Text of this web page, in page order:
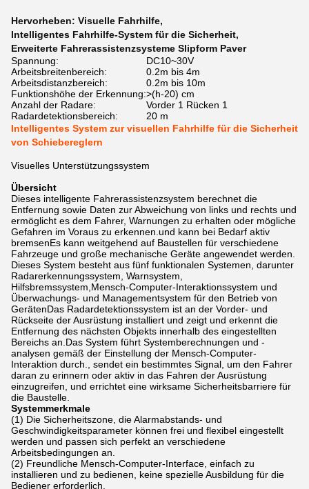
Hervorheben: Visuelle Fahrhilfe,
Intelligentes Fahrhilfe-System für die Sicherheit,
Erweiterte Fahrerassistenzsysteme Slipform Paver
Spannung:
DC10~30V
Arbeitsbreitenbereich:
0.2m bis 4m
Arbeitsdistanzbereich:
0.2m bis 10m
Funktionshöhe der Erkennung:>(h-20) cm
Anzahl der Radare:
Vorder 1 Rücken 1
Radardetektionsbereich:
20 m
Intelligentes System zur visuellen Fahrhilfe für die Sicherheit
von Schiebereglern
Visuelles Unterstützungssystem
Übersicht
Dieses intelligente Fahrerassistenzsystem berechnet die
Entfernung sowie Daten zur Abweichung von links und rechts und
ermöglicht es dem Fahrer, Warnungen zu erhalten oder mögliche
Gefahren im Voraus zu erkennen.und kann bei Bedarf aktiv
bremsenEs kann weitgehend auf Baustellen für verschiedene
Fahrzeuge und große mechanische Geräte angewendet werden.
Dieses System besteht aus fünf funktionalen Systemen, darunter
Radarerkennungssystem, Warnsystem,
Hilfsbremssystem,Mensch-Computer-Interaktionssystem und
Überwachungs- und Managementsystem für den Betrieb von
GerätenDas Radardetektionssystem ist an der Vorder- und
Rückseite der Ausrüstung installiert und zeigt und erkennt die
Entfernung des nächsten Objekts innerhalb des eingestellten
Bereichs an.Das System führt Systemberechnungen und -
analysen gemäß der Einstellung der Mensch-Computer-
Interaktion durch., sendet ein bestimmtes Signal, um den Fahrer
daran zu erinnern oder aktiv in das Fahren der Ausrüstung
einzugreifen, und errichtet eine wirksame Sicherheitsbarriere für
die Baustelle.
Systemmerkmale
(1) Die Sicherheitszone, die Alarmabstands- und
Geschwindigkeitsparameter können frei und flexibel eingestellt
werden und passen sich perfekt an verschiedene
Arbeitsbedingungen an.
(2) Freundliche Mensch-Computer-Interface, einfach zu
installieren und zu bedienen, keine spezielle Ausbildung für die
Bediener erforderlich.